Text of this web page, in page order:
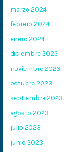
marzo 2024
febrero 2024
enero 2024
diciembre 2023
noviembre 2023
octubre 2023
septiembre 2023
agosto 2023
julio 2023
junio 2023